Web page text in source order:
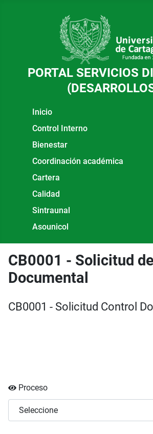
PORTAL SERVICIOS
Inicio
Control Interno
Bienestar
Coordinación académica
Cartera
Calidad
Sintraunal
Asounicol
CB0001 - Solicitud
Documental
CB0001 - Solicitud Control
Proceso